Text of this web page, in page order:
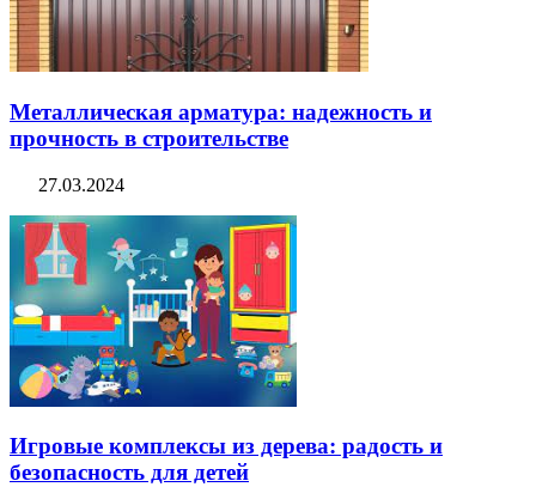
Металлическая арматура: надежность и
прочность в строительстве
27.03.2024
Игровые комплексы из дерева: радость и
безопасность для детей